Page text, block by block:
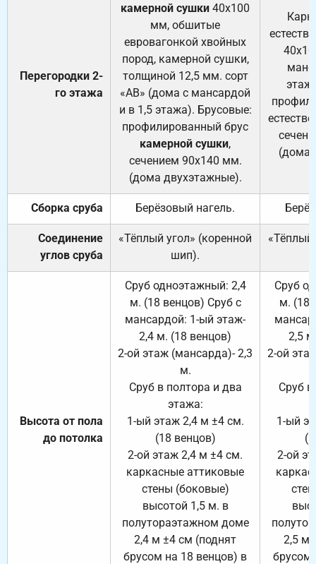
Перегородки 2-
го этажа
камерной сушки 40х100
мм, обшитые
евровагонкой хвойных
пород, камерной сушки,
толщиной 12,5 мм. сорт
«АВ» (дома с мансардой
и в 1,5 этажа). Брусовые:
профилированный брус
камерной сушки,
сечением 90х140 мм.
(дома двухэтажные).
(дома
Сборка сруба Берёзовый нагель.
Соединение
углов сруба
«Тёплый угол» (коренной
шип).
«Тёплый
Высота от пола
до потолка
Сруб одноэтажный: 2,4
м. (18 венцов) Сруб с
мансардой: 1-ый этаж-
2,4 м. (18 венцов)
2-ой этаж (мансарда)- 2,3
м.
Сруб в полтора и два
этажа:
1-ый этаж 2,4 м ±4 см.
(18 венцов)
2-ой этаж 2,4 м ±4 см.
каркасные аттиковые
стены (боковые)
высотой 1,5 м. в
полутораэтажном доме
2,4 м ±4 см (поднят
брусом на 18 венцов) в
Сруб
м. (18
2,5
2-ой
Сруб
1-ый
2-ой
2,5 м
брусом